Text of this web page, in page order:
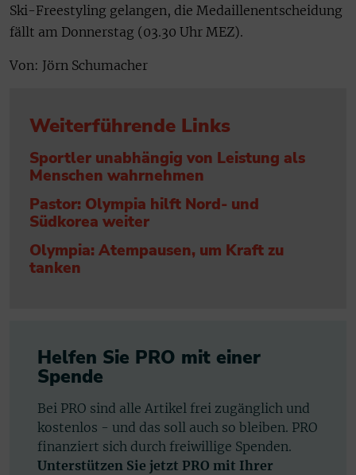
Ski-Freestyling gelangen, die Medaillenentscheidung
fällt am Donnerstag (03.30 Uhr MEZ).
Von: Jörn Schumacher
Weiterführende Links
Sportler unabhängig von Leistung als
Menschen wahrnehmen
Pastor: Olympia hilft Nord- und
Südkorea weiter
Olympia: Atempausen, um Kraft zu
tanken
Helfen Sie PRO mit einer
Spende
Bei PRO sind alle Artikel frei zugänglich und
kostenlos - und das soll auch so bleiben. PRO
finanziert sich durch freiwillige Spenden.
Unterstützen Sie jetzt PRO mit Ihrer